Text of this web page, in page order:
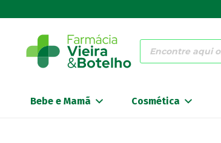
Products
search
Bebe e Mamã Cosmética